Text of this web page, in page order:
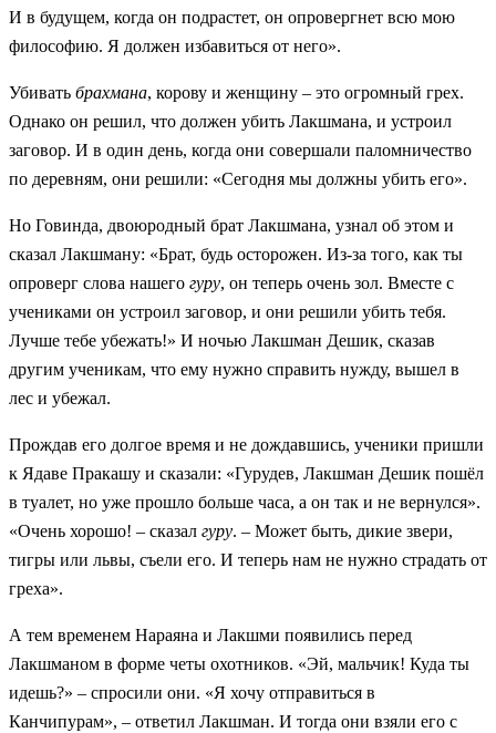
И в будущем, когда он подрастет, он опровергнет всю мою
философию. Я должен избавиться от него».
Убивать брахмана, корову и женщину – это огромный грех.
Однако он решил, что должен убить Лакшмана, и устроил
заговор. И в один день, когда они совершали паломничество
по деревням, они решили: «Сегодня мы должны убить его».
Но Говинда, двоюродный брат Лакшмана, узнал об этом и
сказал Лакшману: «Брат, будь осторожен. Из-за того, как ты
опроверг слова нашего гуру, он теперь очень зол. Вместе с
учениками он устроил заговор, и они решили убить тебя.
Лучше тебе убежать!» И ночью Лакшман Дешик, сказав
другим ученикам, что ему нужно справить нужду, вышел в
лес и убежал.
Прождав его долгое время и не дождавшись, ученики пришли
к Ядаве Пракашу и сказали: «Гурудев, Лакшман Дешик пошёл
в туалет, но уже прошло больше часа, а он так и не вернулся».
«Очень хорошо! – сказал гуру. – Может быть, дикие звери,
тигры или львы, съели его. И теперь нам не нужно страдать от
греха».
А тем временем Нараяна и Лакшми появились перед
Лакшманом в форме четы охотников. «Эй, мальчик! Куда ты
идешь?» – спросили они. «Я хочу отправиться в
Канчипурам», – ответил Лакшман. И тогда они взяли его с